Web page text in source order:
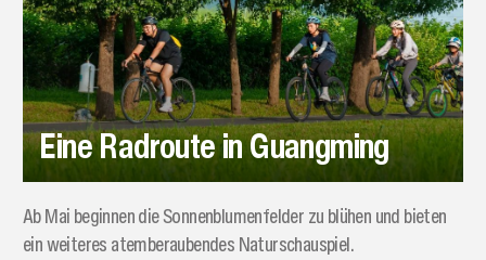
Eine Radroute in Guangming
Ab Mai beginnen die Sonnenblumenfelder zu blühen und bieten
ein weiteres atemberaubendes Naturschauspiel.